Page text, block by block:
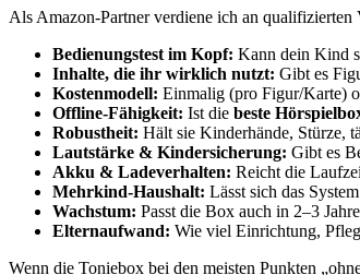
Als Amazon-Partner verdiene ich an
Bedienungstest im Kopf: Kann dein Kind
Inhalte, die ihr wirklich nutzt: Gibt es
Kostenmodell: Einmalig (pro Figur/Karte)
Offline-Fähigkeit: Ist die beste
Robustheit: Hält sie Kinderhände, Stürze,
Lautstärke & Kindersicherung: Gibt es
Akku & Ladeverhalten: Reicht die
Mehrkind-Haushalt: Lässt sich das
Wachstum: Passt die Box auch in 2–3
Elternaufwand: Wie viel Einrichtung,
Wenn die Toniebox bei den meisten Punkten